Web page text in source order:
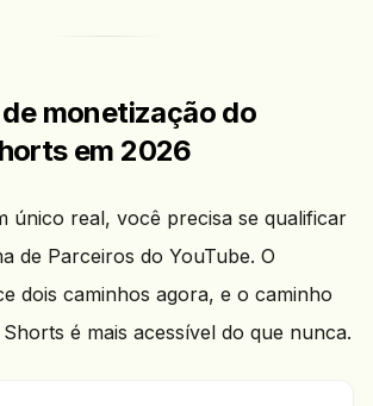
monetização do
em 2026
único real, você precisa se qualificar
de Parceiros do YouTube. O
dois caminhos agora, e o caminho
é mais acessível do que nunca.